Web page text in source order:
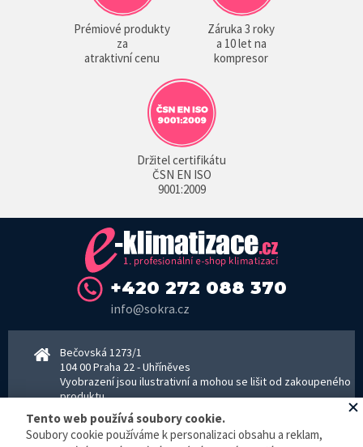
Prémiové produkty
za
atraktivní cenu
Záruka 3 roky
a 10 let na
kompresor
Držitel certifikátu
ČSN EN ISO
9001:2009
+420 272 088 370
info@sokra.cz
Bečovská 1273/1
104 00 Praha 22 - Uhříněves
Vyobrazení jsou ilustrativní a mohou se lišit od zakoupeného
produktu.
www.sokra.cz│www.haier-klimatizace.cz
Tento web používá soubory cookie.
Soubory cookie používáme k personalizaci obsahu a reklam,